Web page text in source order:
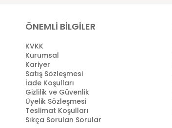
ÖNEMLİ BİLGİLER
KVKK
Kurumsal
Kariyer
Satış Sözleşmesi
İade Koşulları
Gizlilik ve Güvenlik
Üyelik Sözleşmesi
Teslimat Koşulları
Sıkça Sorulan Sorular